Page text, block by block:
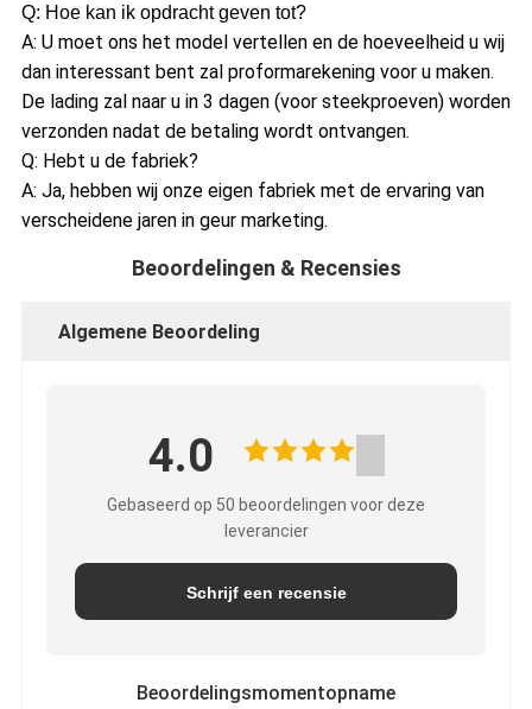
Q: Hoe kan ik opdracht geven tot?
A: U moet ons het model vertellen en de hoeveelheid u wij
dan interessant bent zal proformarekening voor u maken.
De lading zal naar u in 3 dagen (voor steekproeven) worden
verzonden nadat de betaling wordt ontvangen.
Q: Hebt u de fabriek?
A: Ja, hebben wij onze eigen fabriek met de ervaring van
verscheidene jaren in geur marketing.
Beoordelingen & Recensies
Algemene Beoordeling
4.0
Gebaseerd op 50 beoordelingen voor deze
leverancier
Schrijf een recensie
Beoordelingsmomentopname